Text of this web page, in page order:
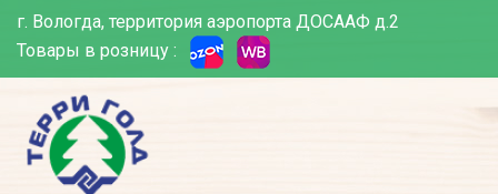
г. Вологда, территория аэропорта ДОСААФ д.2
Товары в розницу :